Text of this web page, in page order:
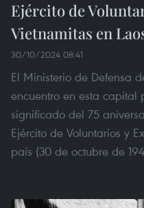
Ejército de
Vietnamitas en
30/10/2024 08:41
El Ministerio de Defensa
encuentro en esta capital
significado del 75
Ejército de Voluntarios y
país (30 de octubre de